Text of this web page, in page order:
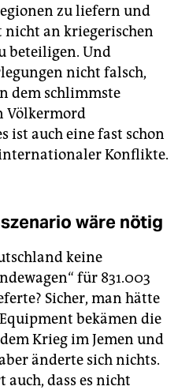
zu liefern und
an kriegerischen
beteiligen. Und
nicht falsch,
dem schlimmste
Völkermord
ist auch eine fast schon
Konflikte.
wäre nötig
keine
für 831.003
Sicher, man hätte
bekämen die
Krieg im Jemen und
änderte sich nichts.
dass es nicht